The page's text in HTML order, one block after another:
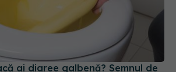
ai diaree galbenă? Semnul de